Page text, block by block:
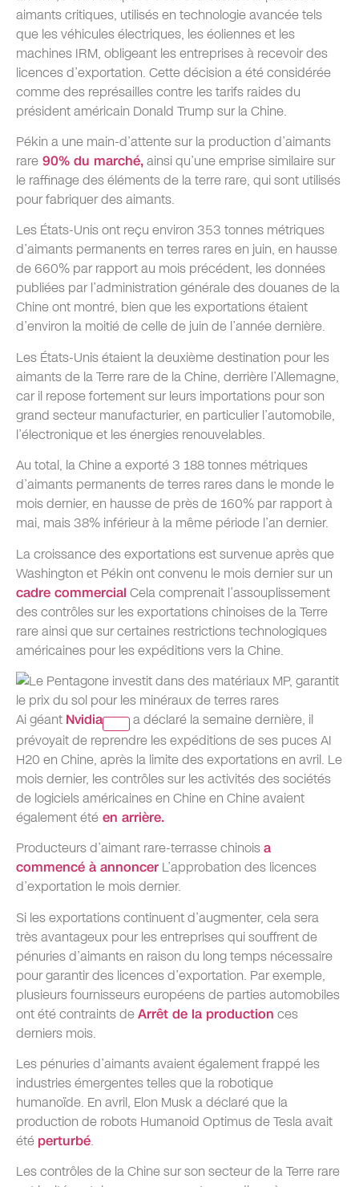
aimants critiques, utilisés en technologie avancée tels
que les véhicules électriques, les éoliennes et les
machines IRM, obligeant les entreprises à recevoir des
licences d’exportation. Cette décision a été considérée
comme des représailles contre les tarifs raides du
président américain Donald Trump sur la Chine.
Pékin a une main-d’attente sur la production d’aimants
rare 90% du marché,ainsi qu’une emprise similaire sur
le raffinage des éléments de la terre rare, qui sont utilisés
pour fabriquer des aimants.
Les États-Unis ont reçu environ 353 tonnes métriques
d’aimants permanents en terres rares en juin, en hausse
de 660% par rapport au mois précédent, les données
publiées par l’administration générale des douanes de la
Chine ont montré, bien que les exportations étaient
d’environ la moitié de celle de juin de l’année dernière.
Les États-Unis étaient la deuxième destination pour les
aimants de la Terre rare de la Chine, derrière l’Allemagne,
car il repose fortement sur leurs importations pour son
grand secteur manufacturier, en particulier l’automobile,
l’électronique et les énergies renouvelables.
Au total, la Chine a exporté 3 188 tonnes métriques
d’aimants permanents de terres rares dans le monde le
mois dernier, en hausse de près de 160% par rapport à
mai, mais 38% inférieur à la même période l’an dernier.
La croissance des exportations est survenue après que
Washington et Pékin ont convenu le mois dernier sur un
cadre commercial Cela comprenait l’assouplissement
des contrôles sur les exportations chinoises de la Terre
rare ainsi que sur certaines restrictions technologiques
américaines pour les expéditions vers la Chine.
Ai géant Nvidia
a déclaré la semaine dernière, il
prévoyait de reprendre les expéditions de ses puces AI
H20 en Chine, après la limite des exportations en avril. Le
mois dernier, les contrôles sur les activités des sociétés
de logiciels américaines en Chine en Chine avaient
également été en arrière.
Producteurs d’aimant rare-terrasse chinoisa
commencé à annoncer L’approbation des licences
d’exportation le mois dernier.
Si les exportations continuent d’augmenter, cela sera
très avantageux pour les entreprises qui souffrent de
pénuries d’aimants en raison du long temps nécessaire
pour garantir des licences d’exportation. Par exemple,
plusieurs fournisseurs européens de parties automobiles
ont été contraints deArrêt de la production ces
derniers mois.
Les pénuries d’aimants avaient également frappé les
industries émergentes telles que la robotique
humanoïde. En avril, Elon Musk a déclaré que la
production de robots Humanoid Optimus de Tesla avait
été perturbé.
Les contrôles de la Chine sur son secteur de la Terre rare